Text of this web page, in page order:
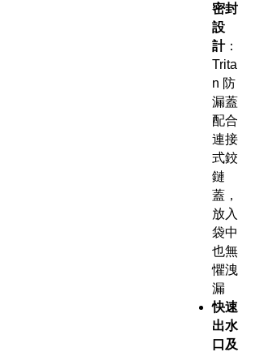
密封
設
計：
Trita
n 防
漏蓋
配合
連接
式鉸
鏈
蓋，
放入
袋中
也無
懼洩
漏
快速
出水
口及